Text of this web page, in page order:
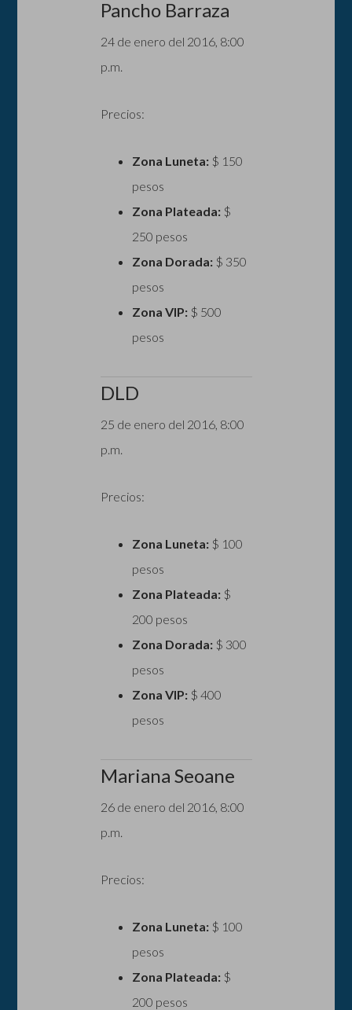
Pancho Barraza
24 de enero del 2016, 8:00
p.m.
Precios:
Zona Luneta:$ 150
pesos
Zona Plateada:$
250 pesos
Zona Dorada:$ 350
pesos
Zona VIP:$ 500
pesos
DLD
25 de enero del 2016, 8:00
p.m.
Precios:
Zona Luneta:$ 100
pesos
Zona Plateada:$
200 pesos
Zona Dorada:$ 300
pesos
Zona VIP:$ 400
pesos
Mariana Seoane
26 de enero del 2016, 8:00
p.m.
Precios:
Zona Luneta:$ 100
pesos
Zona Plateada:$
200 pesos